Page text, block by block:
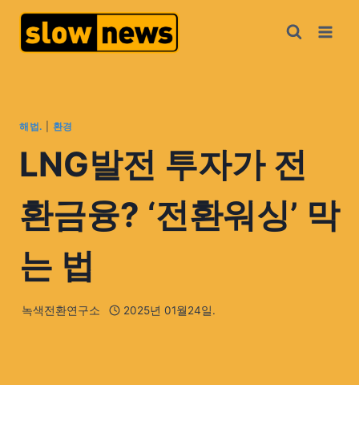
해법. 환경
LNG발전 투자가 전
환금융? ‘전환워싱’ 막
는 법
녹색전환연구소 2025년 01월24일.